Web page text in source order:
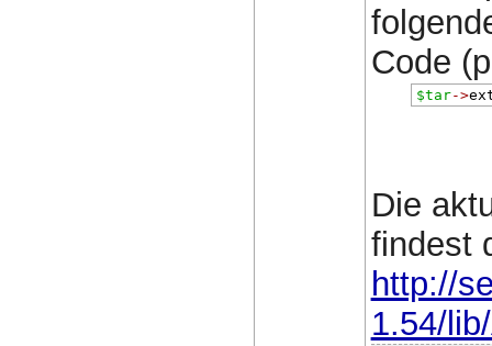
Code
$tar->
Die
findest
http://
1.54/